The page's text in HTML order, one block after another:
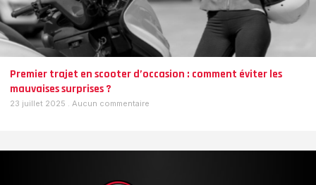
Premier trajet en scooter d’occasion : comment éviter les
mauvaises surprises ?
23 juillet 2025 Aucun commentaire